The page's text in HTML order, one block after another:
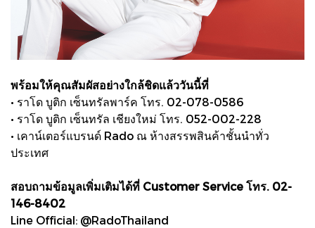
พร้อมให้คุณสัมผัสอย่างใกล้ชิดแล้ววันนี้ที่
• ราโด บูติก เซ็นทรัลพาร์ค โทร. 02-078-0586
• ราโด บูติก เซ็นทรัล เชียงใหม่ โทร. 052-002-228
• เคาน์เตอร์แบรนด์ Rado ณ ห้างสรรพสินค้าชั้นนำทั่ว
ประเทศ
สอบถามข้อมูลเพิ่มเติมได้ที่ Customer Service โทร. 02-
146-8402
Line Official: @RadoThailand